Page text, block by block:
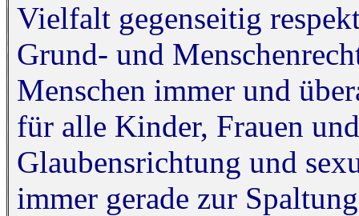
Vielfalt gegenseitig
Grund- und
Menschen immer und
für alle Kinder, Frauen
Glaubensrichtung und
immer gerade zur